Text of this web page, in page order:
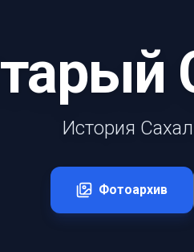
История
Фотоархив